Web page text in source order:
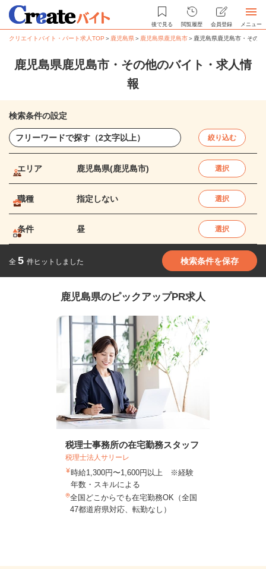
後で見る 閲覧履歴 会員登録 メニュー
クリエイトバイト・パート求人TOP ＞ 鹿児島県＞ 鹿児島県鹿児島市＞ 鹿児島県鹿児島市・その
鹿児島県鹿児島市・その他のバイト・求人情
報
検索条件の設定
絞り込む
エリア 鹿児島県(鹿児島市) 選択
職種 指定しない 選択
条件 昼 選択
全 5 件ヒットしました 検索条件を保存
鹿児島県のピックアップPR求人
税理士事務所の在宅勤務スタッフ
税理士法人サリーレ
時給1,300円〜1,600円以上 ※経験
年数・スキルによる
全国どこからでも在宅勤務OK（全国
47都道府県対応、転勤なし）